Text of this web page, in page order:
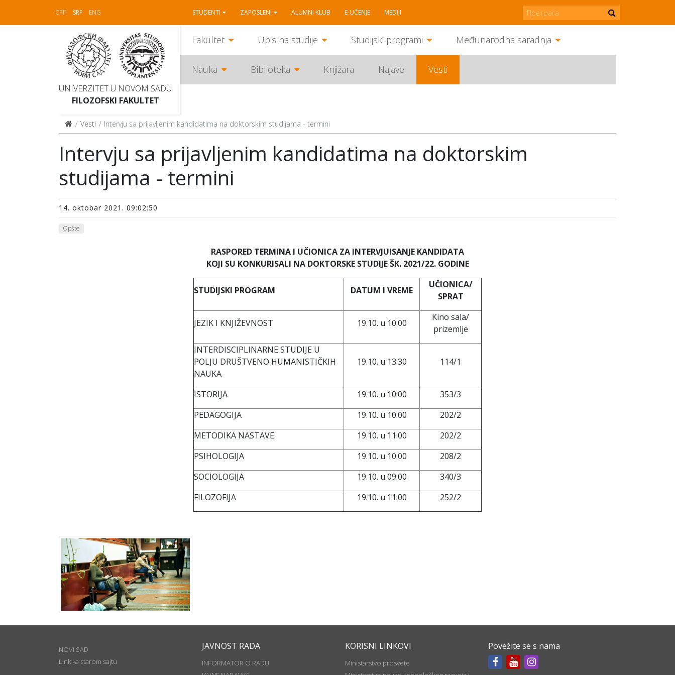
СРП SRP ENG STUDENTI ZAPOSLENI ALUMNI KLUB E-UČENJE MEDIJI
UNIVERZITET U NOVOM SADU
FILOZOFSKI FAKULTET
Fakultet Upis na studije Studijski programi Međunarodna saradnja
Nauka Biblioteka Knjižara Najave Vesti
Vesti Intervju sa prijavljenim kandidatima na doktorskim studijama - termini
Intervju sa prijavljenim kandidatima na doktorskim
studijama - termini
14. oktobar 2021. 09:02:50
Opšte
RASPORED TERMINA I UČIONICA ZA INTERVJUISANJE KANDIDATA
KOJI SU KONKURISALI NA DOKTORSKE STUDIJE ŠK. 2021/22. GODINE
STUDIJSKI PROGRAM DATUM I VREME
UČIONICA/
SPRAT
JEZIK I KNJIŽEVNOST 19.10. u 10:00
Kino sala/
prizemlje
INTERDISCIPLINARNE STUDIJE U
POLJU DRUŠTVENO HUMANISTIČKIH
NAUKA
19.10. u 13:30 114/1
ISTORIJA 19.10. u 10:00
353/3
PEDAGOGIJA
19.10. u 10:00
202/2
METODIKA NASTAVE
19.10. u 11:00
202/2
PSIHOLOGIJA
19.10. u 10:00
208/2
SOCIOLOGIJA
19.10. u 09:00
340/3
FILOZOFIJA
19.10. u 11:00 252/2
NOVI SAD
Link ka starom sajtu
JAVNOST RADA
INFORMATOR O RADU
KORISNI LINKOVI
Ministarstvo prosvete
Povežite se s nama